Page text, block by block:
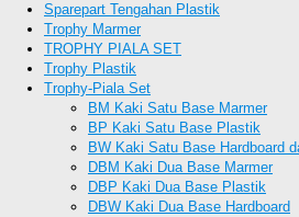
Sparepart Tengahan Plastik
Trophy Marmer
TROPHY PIALA SET
Trophy Plastik
Trophy-Piala Set
BM Kaki Satu Base Marmer
BP Kaki Satu Base Plastik
BW Kaki Satu Base Hardboard
DBM Kaki Dua Base Marmer
DBP Kaki Dua Base Plastik
DBW Kaki Dua Base Hardboard